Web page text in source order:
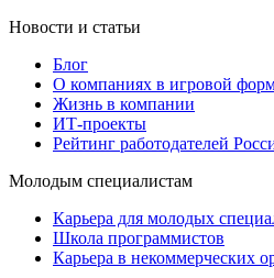
Новости и статьи
Блог
О компаниях в игровой
Жизнь в компании
ИТ-проекты
Рейтинг работодателей
Молодым специалистам
Карьера для молодых
Школа программистов
Карьера в некоммерческих